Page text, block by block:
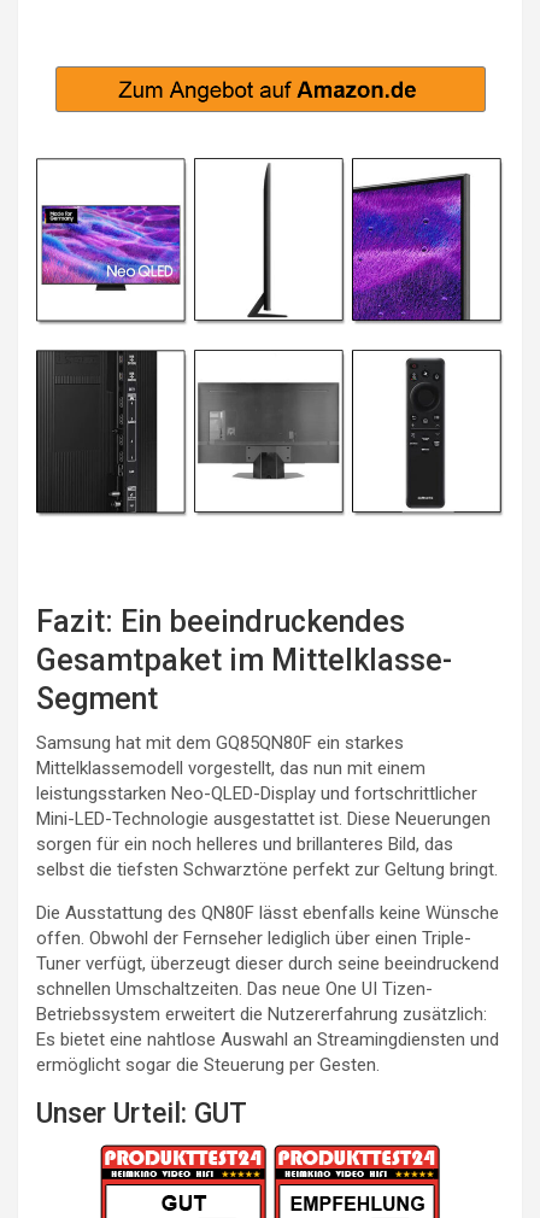
Fazit: Ein beeindruckendes
Gesamtpaket im Mittelklasse-
Segment
Samsung hat mit dem GQ85QN80F ein starkes
Mittelklassemodell vorgestellt, das nun mit einem
leistungsstarken Neo-QLED-Display und fortschrittlicher
Mini-LED-Technologie ausgestattet ist. Diese Neuerungen
sorgen für ein noch helleres und brillanteres Bild, das
selbst die tiefsten Schwarztöne perfekt zur Geltung bringt.
Die Ausstattung des QN80F lässt ebenfalls keine Wünsche
offen. Obwohl der Fernseher lediglich über einen Triple-
Tuner verfügt, überzeugt dieser durch seine beeindruckend
schnellen Umschaltzeiten. Das neue One UI Tizen-
Betriebssystem erweitert die Nutzererfahrung zusätzlich:
Es bietet eine nahtlose Auswahl an Streamingdiensten und
ermöglicht sogar die Steuerung per Gesten.
Unser Urteil: GUT